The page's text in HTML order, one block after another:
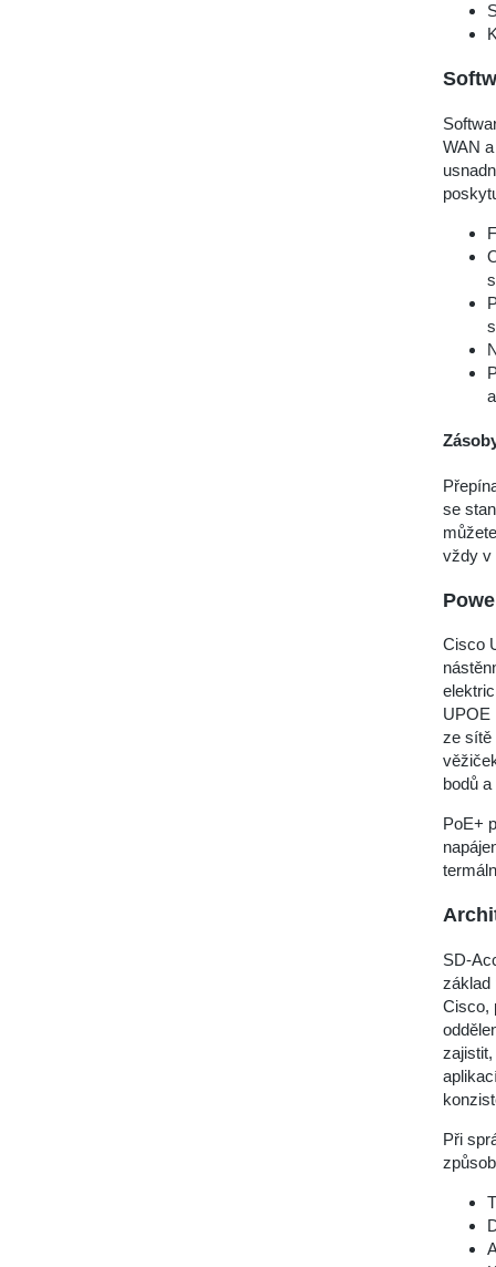
WAN
se
vždy v
Cisco
UPOE
ze sítě
bodů
PoE+
SD-
základ
Cisco,
Při